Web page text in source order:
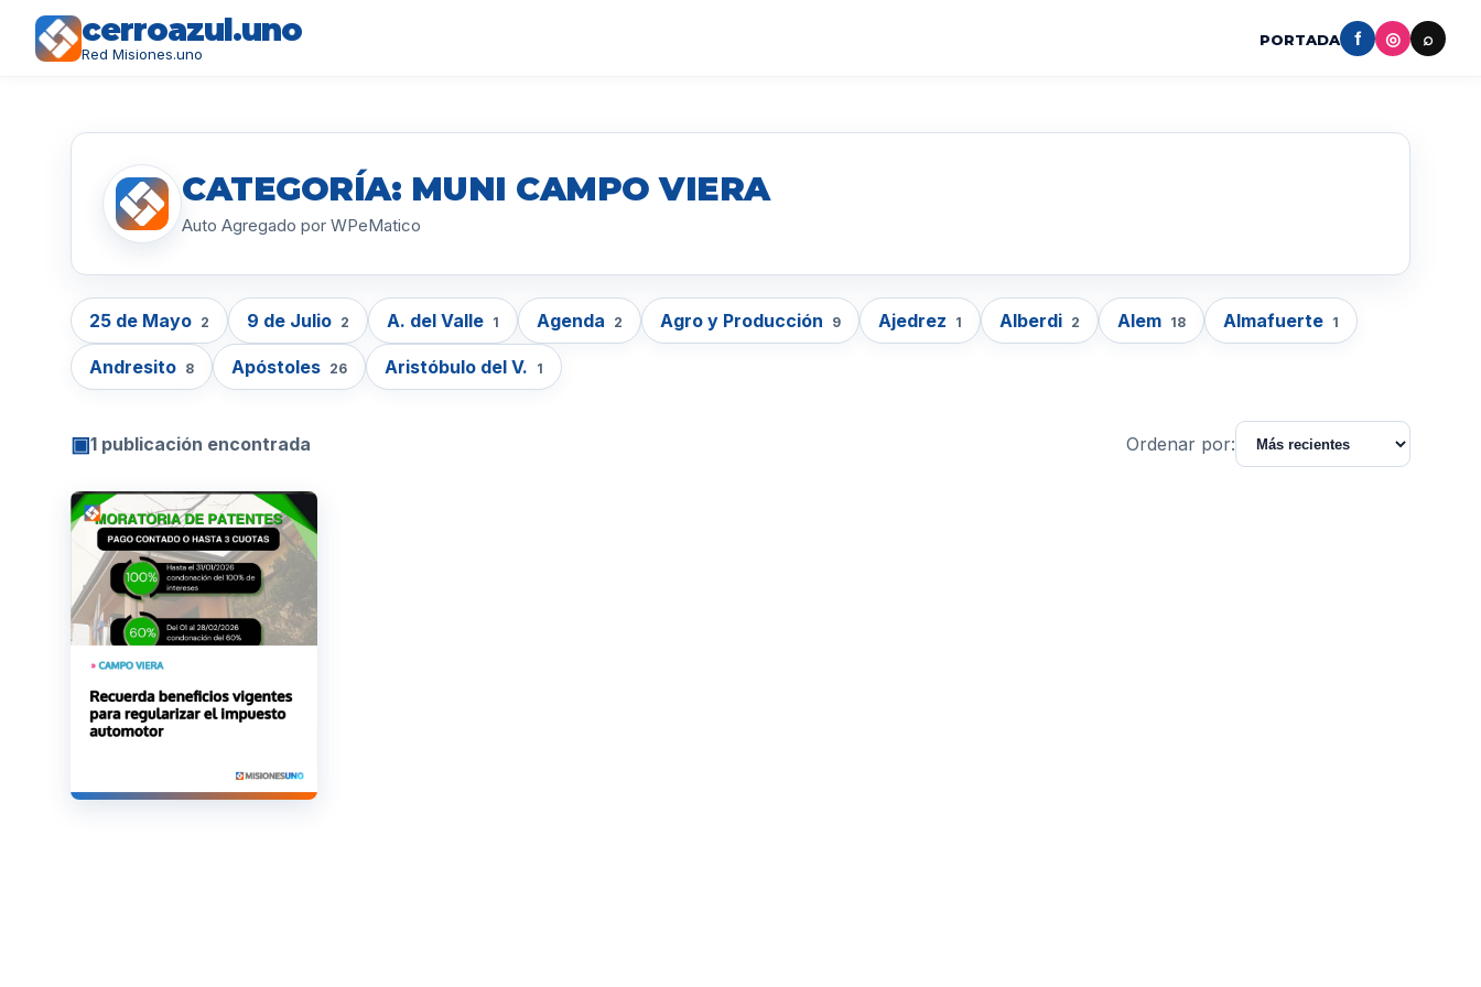
cerroazul.uno
Red Misiones.uno
PORTADA f ◎ ⌕
CATEGORÍA: MUNI CAMPO VIERA
Auto Agregado por WPeMatico
25 de Mayo 2 9 de Julio 2 A. del Valle 1 Agenda 2 Agro y Producción 9 Ajedrez 1 Alberdi 2 Alem 18 Almafuerte 1
Andresito 8 Apóstoles 26 Aristóbulo del V. 1
▣1 publicación encontrada Ordenar por: